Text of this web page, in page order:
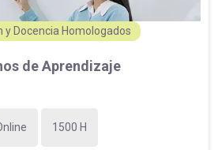
y Docencia Homologados
de Aprendizaje
1500 H